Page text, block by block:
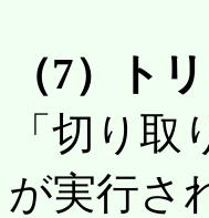
（7）ト
「切り
が実行さ